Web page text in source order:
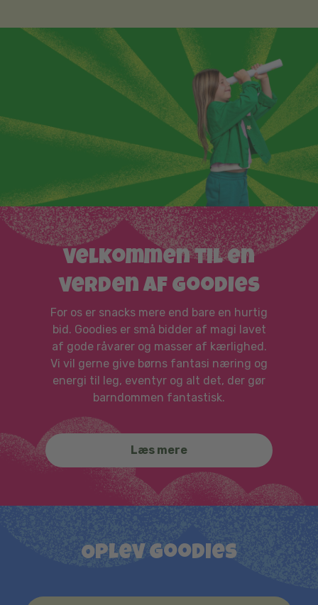
Velkommen til en
verden af Goodies
For os er snacks mere end bare en hurtig
bid. Goodies er små bidder af magi lavet
af gode råvarer og masser af kærlighed.
Vi vil gerne give børns fantasi næring og
energi til leg, eventyr og alt det, der gør
barndommen fantastisk.
Læs mere
Oplev Goodies